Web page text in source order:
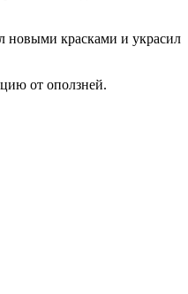
новыми красками и украсил
от оползней.